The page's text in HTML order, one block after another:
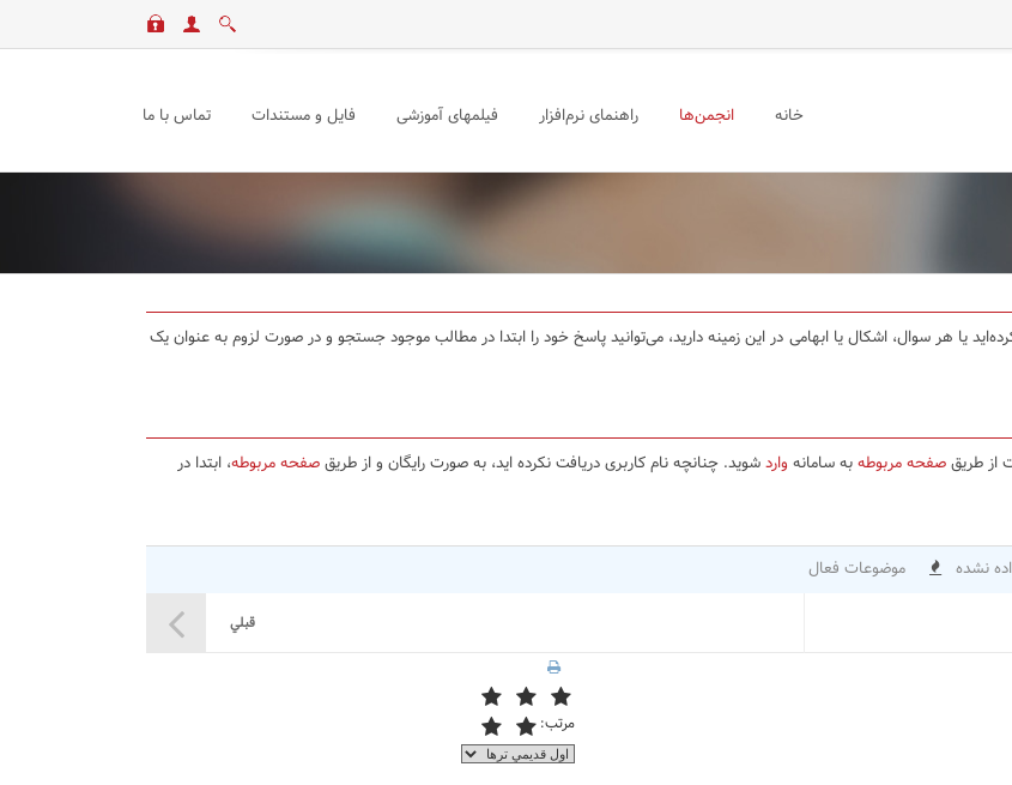
خانه انجمن‌ها راهنمای نرم‌افزار فیلمهای آموزشی فایل و مستندات تماس با ما
یا هر سوال، اشکال یا ابهامی در این زمینه دارید، می‌توانید پاسخ خود را ابتدا در مطالب موجود جستجو و در صورت لزوم به عنوان یک
از طریقصفحه مربوطهبه سامانه واردشوید. چنانچه نام کاربری دریافت نکرده اید، به صورت رایگان و از طریقصفحه مربوطه، ابتدا در
نشده موضوعات فعال
قبلي
مرتب: